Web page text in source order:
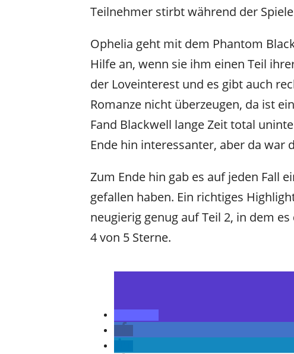
Teilnehmer stirbt während der
Ophelia geht mit dem Phantom
Hilfe an, wenn sie ihm einen Teil
der Loveinterest und es gibt auch
Romanze nicht überzeugen, da ist
Fand Blackwell lange Zeit total
Ende hin interessanter, aber da war
Zum Ende hin gab es auf jeden Fall
gefallen haben. Ein richtiges
neugierig genug auf Teil 2, in dem
4 von 5 Sterne.